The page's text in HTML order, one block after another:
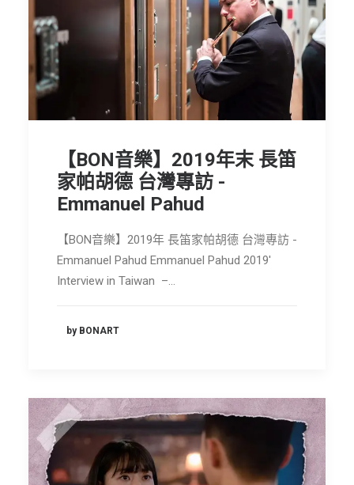
【BON音樂】2019年末 長笛
家帕胡德 台灣專訪 -
Emmanuel Pahud
【BON音樂】2019年 長笛家帕胡德 台灣專訪 -
Emmanuel Pahud Emmanuel Pahud 2019'
Interview in Taiwan –…
by BONART